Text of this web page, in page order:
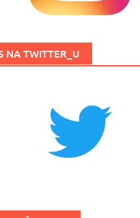
NA TWITTER_U